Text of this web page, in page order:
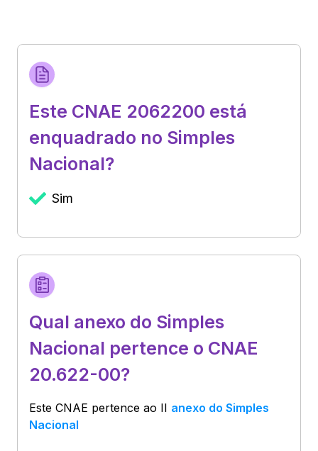
Este CNAE 2062200 está
enquadrado no Simples
Nacional?
Sim
Qual anexo do Simples
Nacional pertence o CNAE
20.622-00?
Este CNAE pertence ao II anexo do Simples
Nacional